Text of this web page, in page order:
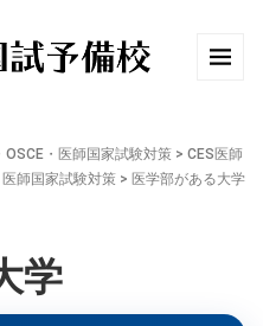
・医師国家試験対策 > CES医師
師国家試験対策 > 医学部がある大学
学